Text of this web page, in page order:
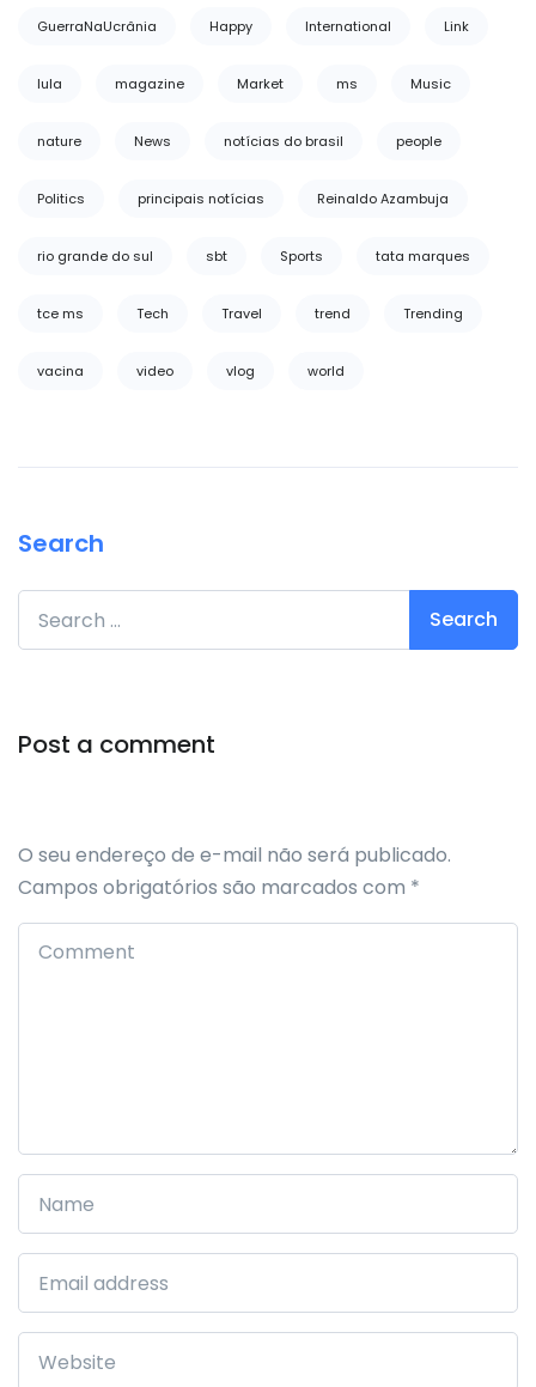
GuerraNaUcrânia Happy International Link
lula magazine Market ms Music
nature News notícias do brasil people
Politics principais notícias Reinaldo Azambuja
rio grande do sul sbt Sports tata marques
tce ms Tech Travel trend Trending
vacina video vlog world
Search
Search for:
Post a comment
O seu endereço de e-mail não será publicado.
Campos obrigatórios são marcados com *